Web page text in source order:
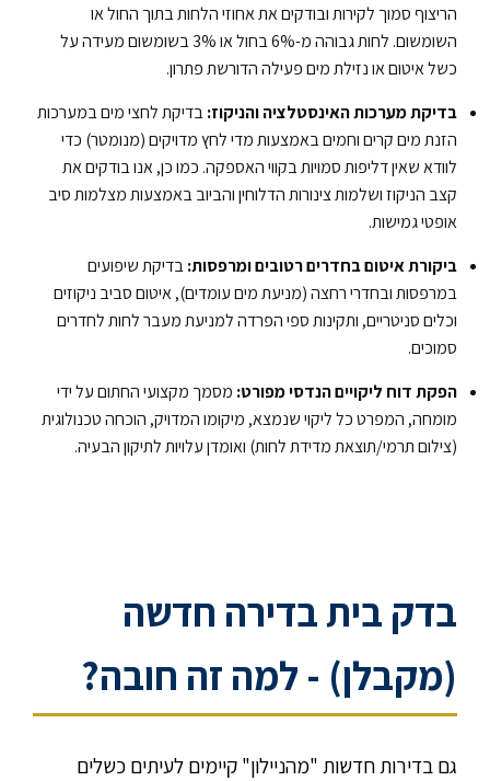
הריצוף סמוך לקירות ובודקים את אחוזי הלחות בתוך החול או
השומשום. לחות גבוהה מ-6% בחול או 3% בשומשום מעידה על
כשל איטום או נזילת מים פעילה הדורשת פתרון.
בדיקת מערכות האינסטלציה והניקוז:בדיקת לחצי מים במערכות
הזנת מים קרים וחמים באמצעות מדי לחץ מדויקים (מנומטר) כדי
לוודא שאין דליפות סמויות בקווי האספקה. כמו כן, אנו בודקים את
קצב הניקוז ושלמות צינורות הדלוחין והביוב באמצעות מצלמות סיב
אופטי גמישות.
ביקורת איטום בחדרים רטובים ומרפסות:בדיקת שיפועים
במרפסות ובחדרי רחצה (מניעת מים עומדים), איטום סביב ניקוזים
וכלים סניטריים, ותקינות ספי הפרדה למניעת מעבר לחות לחדרים
סמוכים.
הפקת דוח ליקויים הנדסי מפורט: מסמך מקצועי החתום על ידי
מומחה, המפרט כל ליקוי שנמצא, מיקומו המדויק, הוכחה טכנולוגית
(צילום תרמי/תוצאת מדידת לחות) ואומדן עלויות לתיקון הבעיה.
בדק בית בדירה חדשה
(מקבלן) - למה זה חובה?
גם בדירות חדשות "מהניילון" קיימים לעיתים כשלים